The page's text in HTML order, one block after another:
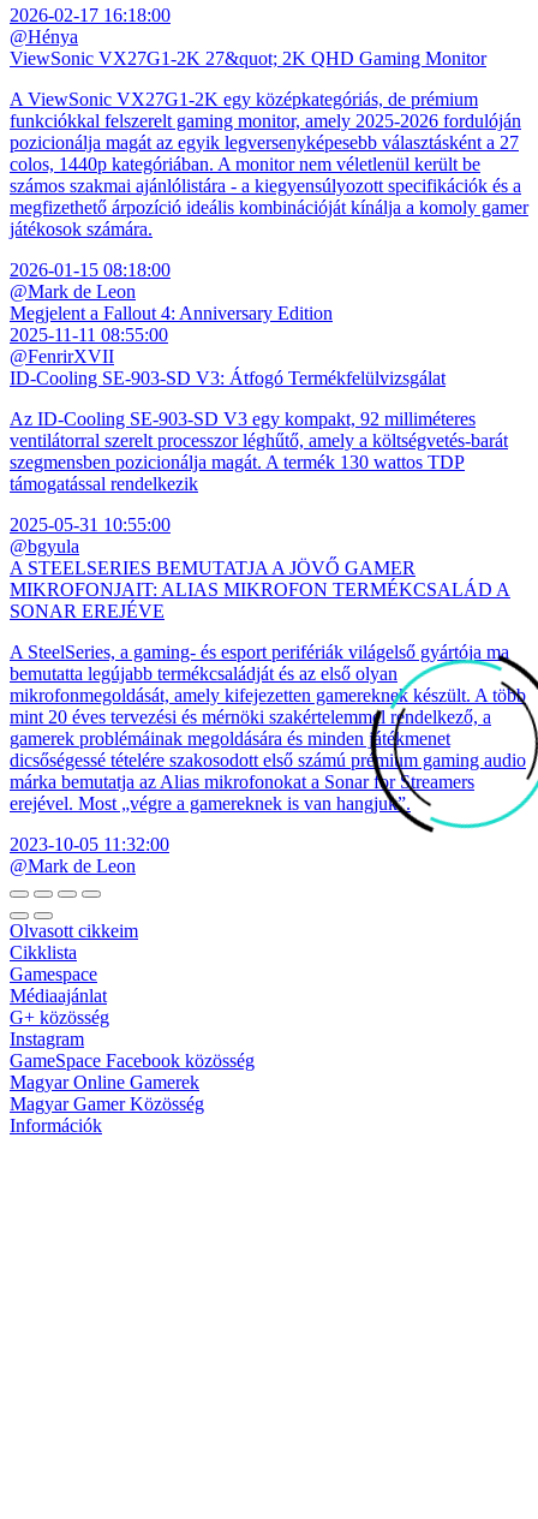
2026-02-17 16:18:00
@Hénya
ViewSonic VX27G1-2K 27&quot; 2K QHD Gaming Monitor
A ViewSonic VX27G1-2K egy középkategóriás, de prémium
funkciókkal felszerelt gaming monitor, amely 2025-2026 fordulóján
pozicionálja magát az egyik legversenyképesebb választásként a 27
colos, 1440p kategóriában. A monitor nem véletlenül került be
számos szakmai ajánlólistára - a kiegyensúlyozott specifikációk és a
megfizethető árpozíció ideális kombinációját kínálja a komoly gamer
játékosok számára.
2026-01-15 08:18:00
@Mark de Leon
Megjelent a Fallout 4: Anniversary Edition
2025-11-11 08:55:00
@FenrirXVII
ID-Cooling SE-903-SD V3: Átfogó Termékfelülvizsgálat
Az ID-Cooling SE-903-SD V3 egy kompakt, 92 milliméteres
ventilátorral szerelt processzor léghűtő, amely a költségvetés-barát
szegmensben pozicionálja magát. A termék 130 wattos TDP
támogatással rendelkezik
2025-05-31 10:55:00
@bgyula
A STEELSERIES BEMUTATJA A JÖVŐ GAMER
MIKROFONJAIT: ALIAS MIKROFON TERMÉKCSALÁD A
SONAR EREJÉVE
A SteelSeries, a gaming- és esport perifériák világelső gyártója ma
bemutatta legújabb termékcsaládját és az első olyan
mikrofonmegoldását, amely kifejezetten gamereknek készült. A több
mint 20 éves tervezési és mérnöki szakértelemmel rendelkező, a
gamerek problémáinak megoldására és minden játékmenet
dicsőségessé tételére szakosodott első számú prémium gaming audio
márka bemutatja az Alias mikrofonokat a Sonar for Streamers
erejével. Most „végre a gamereknek is van hangjuk”.
2023-10-05 11:32:00
@Mark de Leon
Olvasott cikkeim
Cikklista
Gamespace
Médiaajánlat
G+ közösség
Instagram
GameSpace Facebook közösség
Magyar Online Gamerek
Magyar Gamer Közösség
Információk